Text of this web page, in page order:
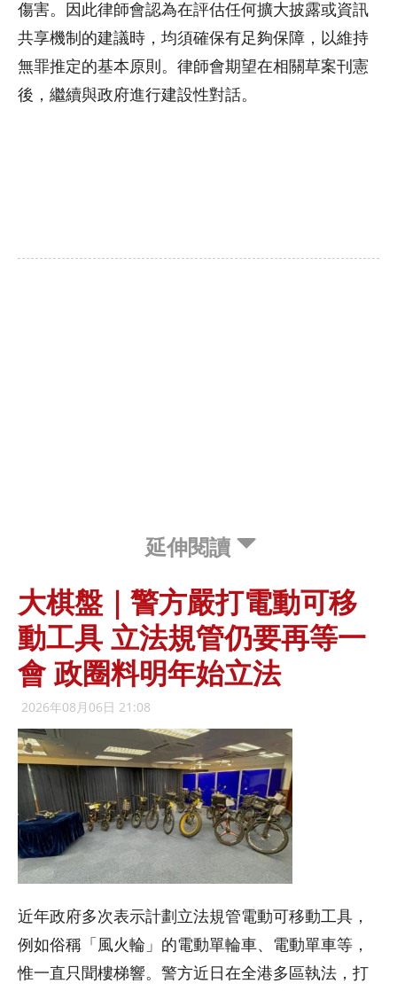
傷害。因此律師會認為在評估任何擴大披露或資訊
共享機制的建議時，均須確保有足夠保障，以維持
無罪推定的基本原則。律師會期望在相關草案刊憲
後，繼續與政府進行建設性對話。
延伸閱讀
大棋盤｜警方嚴打電動可移
動工具 立法規管仍要再等一
會 政圈料明年始立法
2026年08月06日 21:08
近年政府多次表示計劃立法規管電動可移動工具，
例如俗稱「風火輪」的電動單輪車、電動單車等，
惟一直只聞樓梯響。警方近日在全港多區執法，打